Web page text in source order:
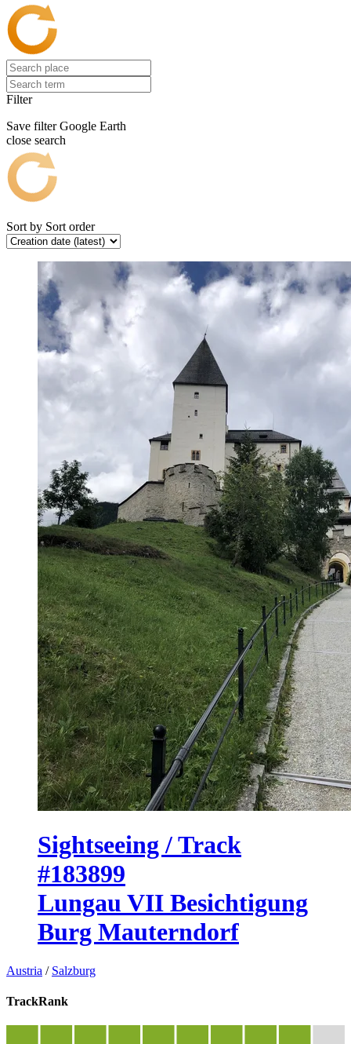
Filter
Save filter Google Earth
close search
Sort by Sort order
Sightseeing / Track
#183899
Lungau VII Besichtigung
Burg Mauterndorf
Austria / Salzburg
TrackRank